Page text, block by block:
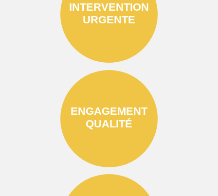
INTERVENTION
URGENTE
ENGAGEMENT
QUALITÉ